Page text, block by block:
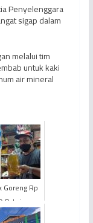
Penyelenggara
sigap dalam
melalui tim
untuk kaki
air mineral
Rp
Pakai